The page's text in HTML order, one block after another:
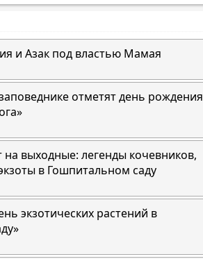
и Азак под властью Мамая
отметят день рождения
выходные: легенды кочевников,
в Гошпитальном саду
экзотических растений в